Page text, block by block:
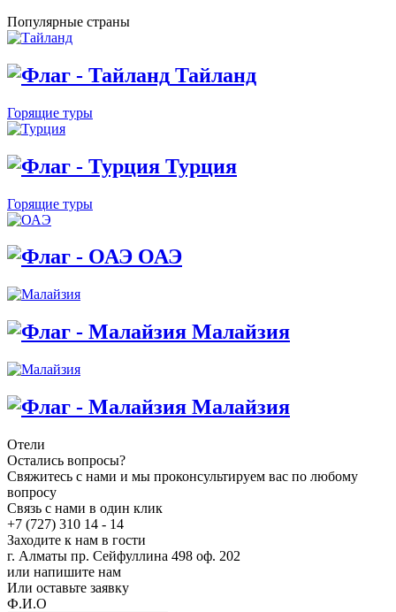
Популярные страны
Тайланд
Горящие туры
Турция
Горящие туры
ОАЭ
Малайзия
Малайзия
Отели
Остались вопросы?
Свяжитесь с нами и мы проконсультируем вас по любому
вопросу
Связь с нами в один клик
+7 (727) 310 14 - 14
Заходите к нам в гости
г. Алматы пр. Сейфуллина 498 оф. 202
или напишите нам
Или оставьте заявку
Ф.И.О